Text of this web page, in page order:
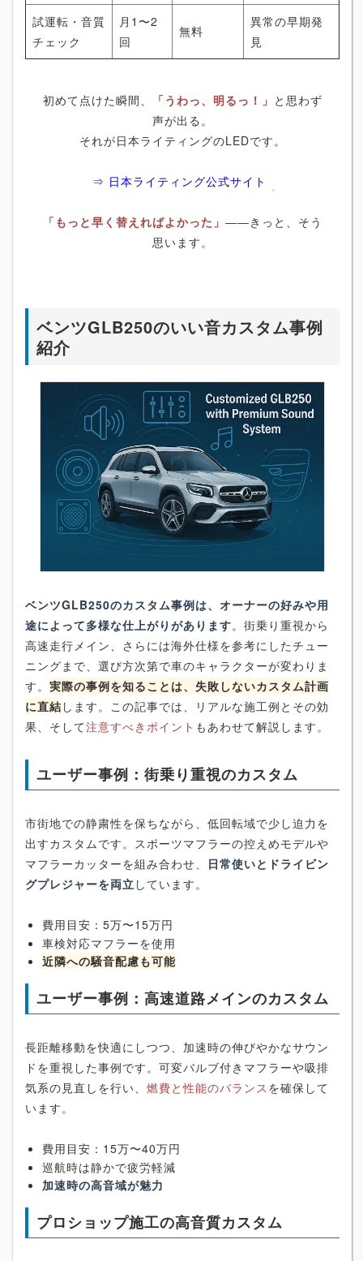
試運転・音質
チェック
月1〜2
回
無料
異常の早期発
見
初めて点けた瞬間、 「うわっ、明るっ！」 と思わず
声が出る。
それが日本ライティングのLEDです。
⇒ 日本ライティング公式サイト
「もっと早く替えればよかった」 ――きっと、そう
思います。
ベンツGLB250のいい音カスタム事例
紹介
ベンツGLB250のカスタム事例は、オーナーの好みや用
途によって多様な仕上がりがあります。街乗り重視から
高速走行メイン、さらには海外仕様を参考にしたチュー
ニングまで、選び方次第で車のキャラクターが変わりま
す。 実際の事例を知ることは、失敗しないカスタム計画
に直結 します。この記事では、リアルな施工例とその効
果、そして注意すべきポイント もあわせて解説します。
ユーザー事例：街乗り重視のカスタム
市街地での静粛性を保ちながら、低回転域で少し迫力を
出すカスタムです。スポーツマフラーの控えめモデルや
マフラーカッターを組み合わせ、 日常使いとドライビン
グプレジャーを両立 しています。
費用目安：5万〜15万円
車検対応マフラーを使用
近隣への騒音配慮も可能
ユーザー事例：高速道路メインのカスタム
長距離移動を快適にしつつ、加速時の伸びやかなサウン
ドを重視した事例です。可変バルブ付きマフラーや吸排
気系の見直しを行い、 燃費と性能のバランス を確保して
います。
費用目安：15万〜40万円
巡航時は静かで疲労軽減
加速時の高音域が魅力
プロショップ施工の高音質カスタム